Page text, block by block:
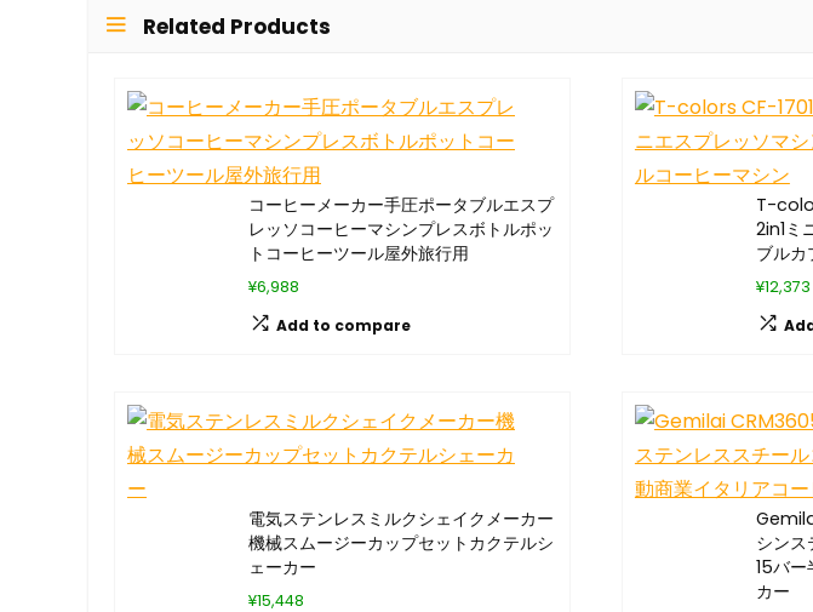
Related Products
コーヒーメーカー手圧ポータブルエスプ
レッソコーヒーマシンプレスボトルポッ
トコーヒーツール屋外旅行用
¥6,988
Add to compare
T-
2in1ミ
ブルカ
¥12,373
電気ステンレスミルクシェイクメーカー
機械スムージーカップセットカクテルシ
ェーカー
¥15,448
シンス
15バ
カー